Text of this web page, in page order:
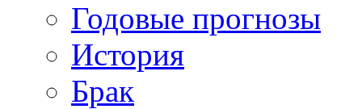
Годовые прогнозы
История
Брак